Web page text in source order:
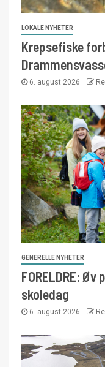
LOKALE NYHETER
Krepsefiske
6. august 2026
GENERELLE NYHETER
FORELDRE:
skoledag
6. august 2026